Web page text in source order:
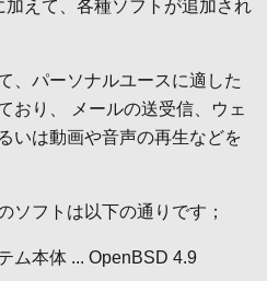
えて、各種ソフトが追加され
、パーソナルユースに適した
おり、 メールの送受信、ウェ
いは動画や音声の再生などを
ソフトは以下の通りです；
ム本体 ... OpenBSD 4.9